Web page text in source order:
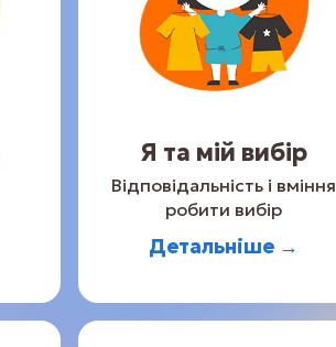
Я та мій вибір
Відповідальність і вміння
робити вибір
Детальніше →